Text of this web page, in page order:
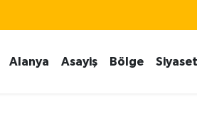
Alanya Asayiş Bölge Siyaset